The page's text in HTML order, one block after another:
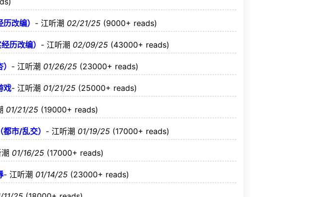
改编） - 江听潮 02/21/25 (9000+ reads)
历改编） - 江听潮 02/09/25 (43000+ reads)
- 江听潮 01/26/25 (23000+ reads)
戏- 江听潮 01/21/25 (25000+ reads)
01/21/25 (19000+ reads)
市/乱交） - 江听潮 01/19/25 (17000+ reads)
01/16/25 (17000+ reads)
- 江听潮 01/14/25 (23000+ reads)